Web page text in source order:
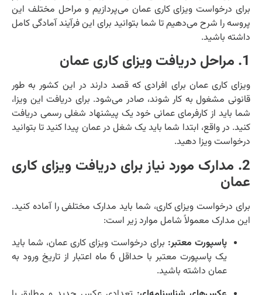
برای درخواست ویزای کاری عمان می‌پردازیم و مراحل مختلف این
پروسه را شرح می‌دهیم تا شما بتوانید برای این فرآیند آمادگی کامل
داشته باشید.
1. مراحل دریافت ویزای کاری عمان
ویزای کاری عمان برای افرادی که قصد دارند در این کشور به طور
قانونی مشغول به کار شوند، صادر می‌شود. برای دریافت این ویزا،
شما باید از کارفرمای عمانی خود یک پیشنهاد شغلی رسمی دریافت
کنید. در واقع، ابتدا شما باید یک شغل در عمان پیدا کنید تا بتوانید
درخواست ویزا دهید.
2. مدارک مورد نیاز برای دریافت ویزای کاری
عمان
برای درخواست ویزای کاری، شما باید مدارک مختلفی را آماده کنید.
این مدارک معمولاً شامل موارد زیر است:
پاسپورت معتبر: برای درخواست ویزای کاری عمان، شما باید
یک پاسپورت معتبر با حداقل 6 ماه اعتبار از تاریخ ورود به
عمان داشته باشید.